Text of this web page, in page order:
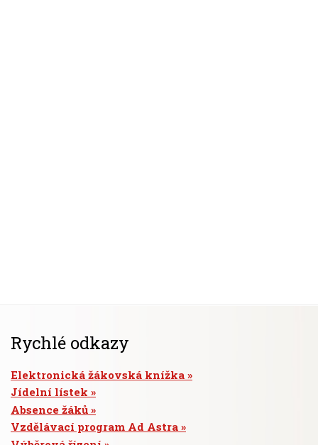
Rychlé odkazy
Elektronická žákovská knížka
Jídelní lístek
Absence žáků
Vzdělávací program Ad Astra